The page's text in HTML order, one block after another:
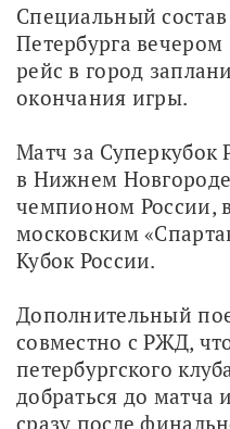
Специальный
Петербурга
рейс в город
окончания игры.
Матч за Суперкубок
в Нижнем
чемпионом России,
московским
Кубок России.
Дополнительный
совместно с РЖД,
петербургского
добраться до матча
сразу после